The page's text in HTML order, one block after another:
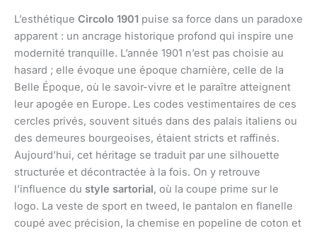
L’esthétique Circolo 1901 puise sa force dans un paradoxe
apparent : un ancrage historique profond qui inspire une
modernité tranquille. L’année 1901 n’est pas choisie au
hasard ; elle évoque une époque charnière, celle de la
Belle Époque, où le savoir-vivre et le paraître atteignent
leur apogée en Europe. Les codes vestimentaires de ces
cercles privés, souvent situés dans des palais italiens ou
des demeures bourgeoises, étaient stricts et raffinés.
Aujourd’hui, cet héritage se traduit par une silhouette
structurée et décontractée à la fois. On y retrouve
l’influence du style sartorial, où la coupe prime sur le
logo. La veste de sport en tweed, le pantalon en flanelle
coupé avec précision, la chemise en popeline de coton et